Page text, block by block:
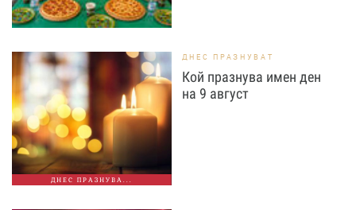
ДНЕС ПРАЗНУВА...
ДНЕС ПРАЗНУВАТ
Кой празнува имен ден
на 9 август